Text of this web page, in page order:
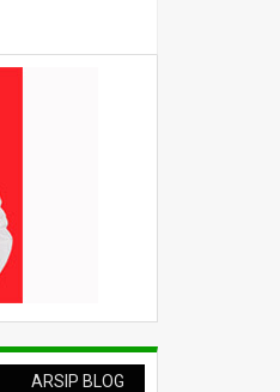
ARSIP BLOG